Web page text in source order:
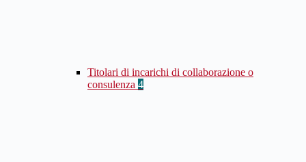
Titolari di incarichi di collaborazione o
consulenza 4